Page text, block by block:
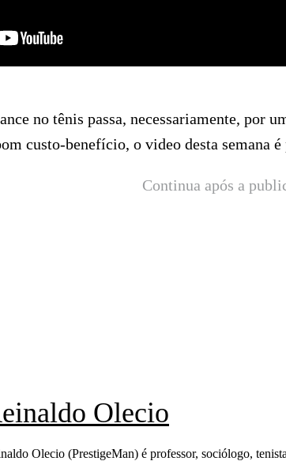
no tênis passa, necessariamente, por
custo-benefício, o video desta semana é
Continua após a
Olecio
Olecio (PrestigeMan) é professor, sociólogo,